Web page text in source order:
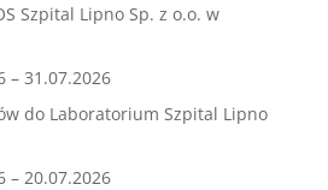
Szpital Lipno Sp. z o.o. w
– 31.07.2026
do Laboratorium Szpital Lipno
– 20.07.2026